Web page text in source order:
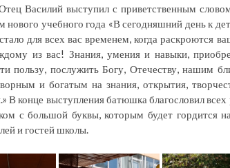
Василий выступил с приветственным
нового учебного года «В сегодняшний день к
для всех вас временем, когда раскроются
из вас! Знания, умения и навыки,
пользу, послужить Богу, Отечеству, нашим
и богатым на знания, открытия,
В конце выступления батюшка благословил
с большой буквы, которым будет гордится
и гостей школы.